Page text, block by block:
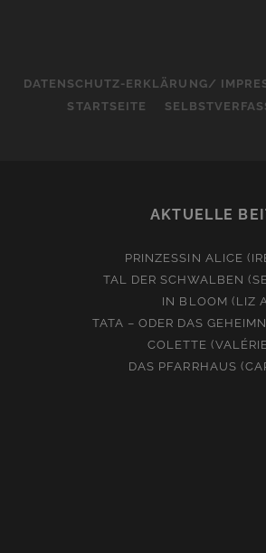
DATENSCHUTZ-ERKLÄRUNG/
STARTSEITE
AKTUELLE
PRINZESSIN ALICE
TAL DER SCHWALBEN
IN BLOOM (LIZ
TATA – ODER DAS
COLETTE
DAS PFARRHAUS